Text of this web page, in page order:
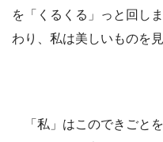
を「くるくる」っと回し
わり、私は美しいものを
「私」はこのできごと